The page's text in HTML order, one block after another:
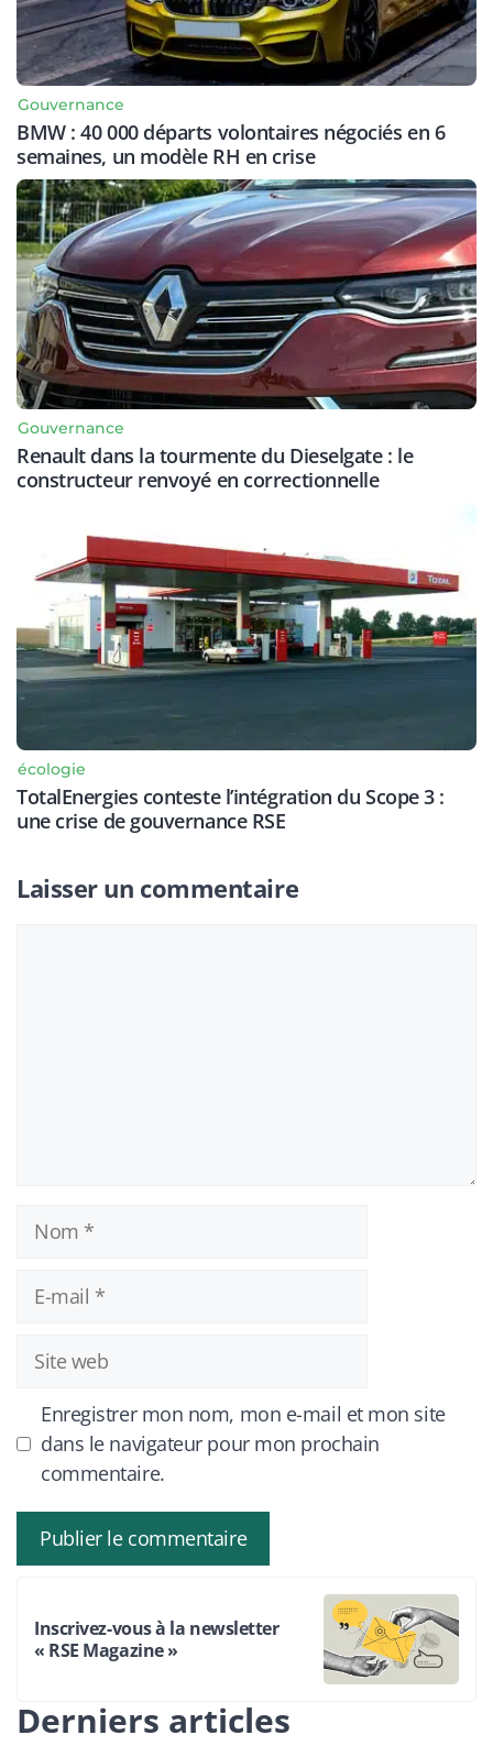
Gouvernance
BMW : 40 000 départs volontaires négociés en 6
semaines, un modèle RH en crise
Gouvernance
Renault dans la tourmente du Dieselgate : le
constructeur renvoyé en correctionnelle
écologie
TotalEnergies conteste l’intégration du Scope 3 :
une crise de gouvernance RSE
Laisser un commentaire
mail
Site
web
Enregistrer mon nom, mon e-mail et mon site
dans le navigateur pour mon prochain
commentaire.
Inscrivez-vous à la newsletter
« RSE Magazine »
Derniers articles